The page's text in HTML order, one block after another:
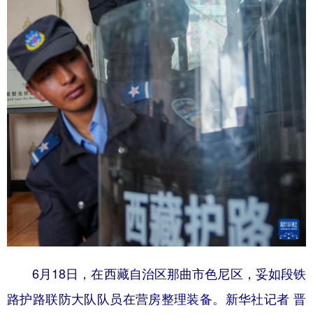
6月18日，在西藏自治区那曲市色尼区，妥如段铁
路护路联防大队队员在营房整理装备。新华社记者 晋